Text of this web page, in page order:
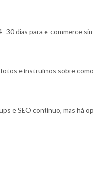
dias para e-commerce
e instruímos sobre
e SEO contínuo, mas há